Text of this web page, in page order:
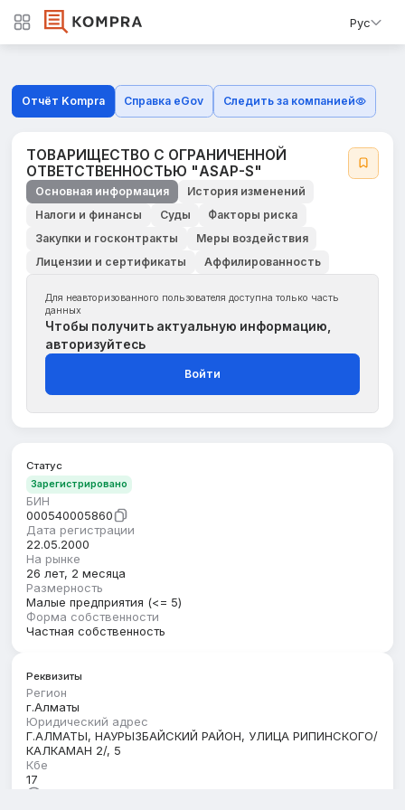
Рус
Отчёт Kompra Справка eGov Следить за компанией
ТОВАРИЩЕСТВО С ОГРАНИЧЕННОЙ
ОТВЕТСТВЕННОСТЬЮ "ASAP-S"
Основная информация
История изменений
Налоги и финансы
Суды
Факторы риска
Закупки и госконтракты
Меры воздействия
Лицензии и сертификаты
Аффилированность
Для неавторизованного пользователя доступна только часть
данных
Чтобы получить актуальную информацию,
авторизуйтесь
Войти
Статус
Зарегистрировано
БИН
000540005860
Дата регистрации
22.05.2000
На рынке
26 лет, 2 месяца
Размерность
Малые предприятия (<= 5)
Форма собственности
Частная собственность
Реквизиты
Регион
г.Алматы
Юридический адрес
Г.АЛМАТЫ, НАУРЫЗБАЙСКИЙ РАЙОН, УЛИЦА РИПИНСКОГО/
КАЛКАМАН 2/, 5
Кбе
17